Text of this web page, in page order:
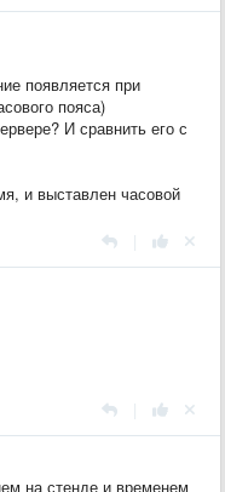
появляется при
пояса)
И сравнить его с
и выставлен часовой
на стенде и временем